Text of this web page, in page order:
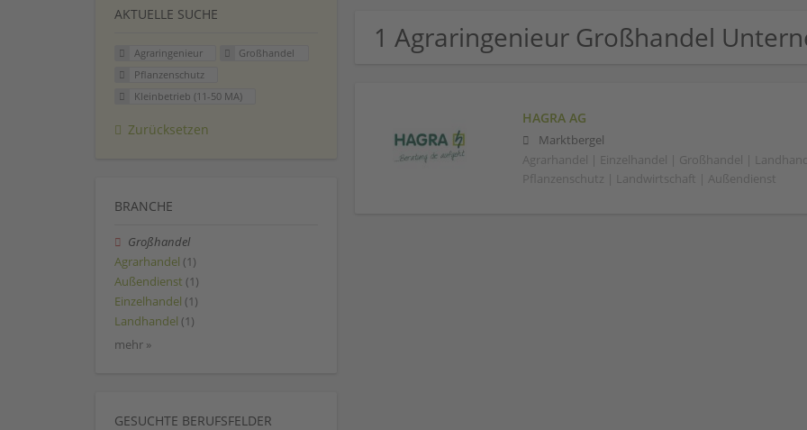
1 Agraringenieur Großhandel
HAGRA AG
Marktbergel
Agrarhandel | Einzelhandel | Großhandel |
Pflanzenschutz | Landwirtschaft | Außendienst
AKTUELLE SUCHE
Agraringenieur
Großhandel
Pflanzenschutz
Kleinbetrieb (11-50 MA)
Zurücksetzen
BRANCHE
Großhandel
Agrarhandel (1)
Außendienst (1)
Einzelhandel (1)
Landhandel (1)
mehr »
GESUCHTE BERUFSFELDER